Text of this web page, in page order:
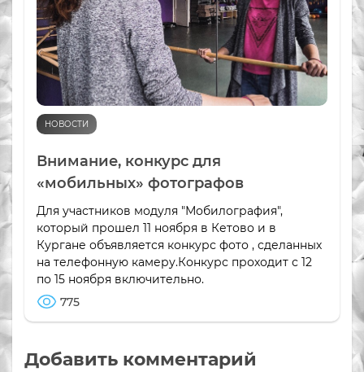
НОВОСТИ
Внимание, конкурс для
«мобильных» фотографов
Для участников модуля "Мобилография",
который прошел 11 ноября в Кетово и в
Кургане объявляется конкурс фото , сделанных
на телефонную камеру.Конкурс проходит с 12
по 15 ноября включительно.
775
Добавить комментарий